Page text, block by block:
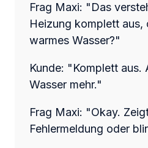
Frag Maxi: "Das
Heizung komplett aus,
warmes Wasser?"
Kunde: "Komplett aus.
Wasser mehr."
Frag Maxi: "Okay.
Fehlermeldung oder